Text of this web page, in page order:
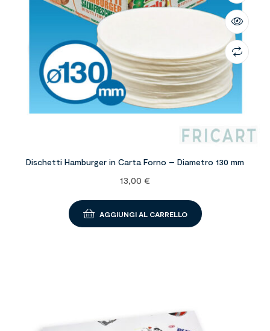
Dischetti Hamburger in Carta Forno – Diametro 130 mm
13,00 €
AGGIUNGI AL CARRELLO